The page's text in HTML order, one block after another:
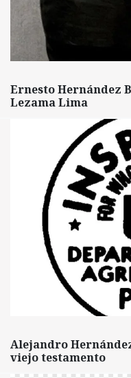
Ernesto Hernández
Lezama Lima
Alejandro
viejo testamento